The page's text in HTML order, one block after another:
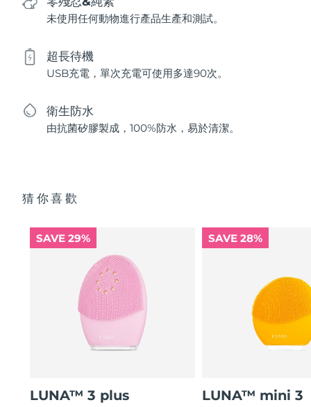
未使用任何動物進行產品生產和測試。
超長待機
USB充電，單次充電可使用多達90次。
衛生防水
由抗菌矽膠製成，100%防水，易於清潔。
猜你喜歡
SAVE 29%
LUNA™ 3 plus
SAVE 28%
LUNA™ mini 3